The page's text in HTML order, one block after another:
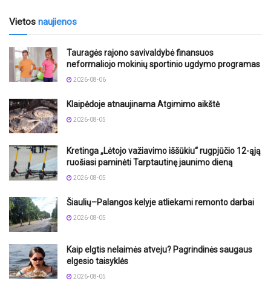
Vietos naujienos
Tauragės rajono savivaldybė finansuos
neformaliojo mokinių sportinio ugdymo programas
2026-08-06
Klaipėdoje atnaujinama Atgimimo aikštė
2026-08-05
Kretinga „Lėtojo važiavimo iššūkiu“ rugpjūčio 12-ąją
ruošiasi paminėti Tarptautinę jaunimo dieną
2026-08-05
Šiaulių–Palangos kelyje atliekami remonto darbai
2026-08-05
Kaip elgtis nelaimės atveju? Pagrindinės saugaus
elgesio taisyklės
2026-08-05